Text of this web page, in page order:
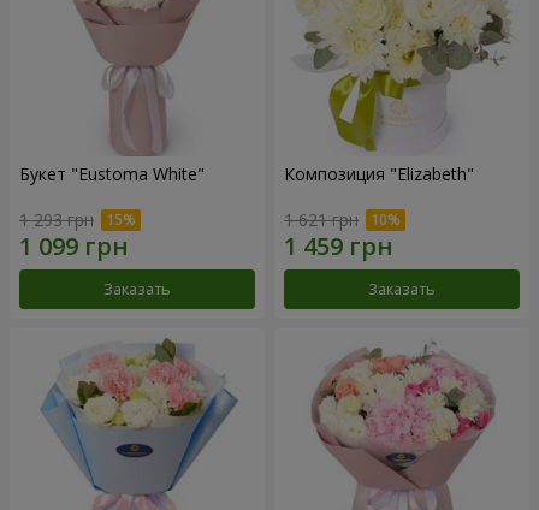
Букет "Eustoma White"
1 293 грн
Заказать
Композиция "Elizabeth"
1 621 грн
Заказать